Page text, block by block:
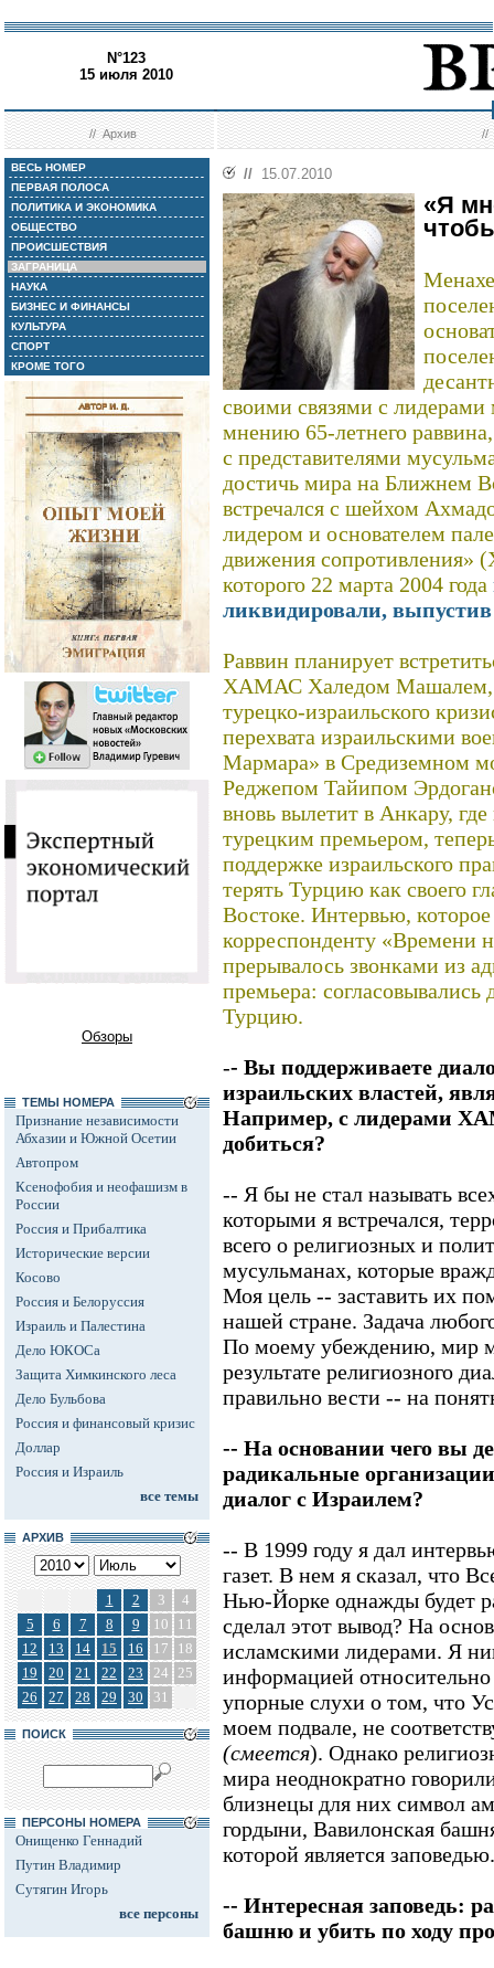
N°123
15 июля 2010
//Архив //
ВЕСЬ НОМЕР
ПЕРВАЯ ПОЛОСА
ПОЛИТИКА И ЭКОНОМИКА
ОБЩЕСТВО
ПРОИСШЕСТВИЯ
ЗАГРАНИЦА
НАУКА
БИЗНЕС И ФИНАНСЫ
КУЛЬТУРА
СПОРТ
КРОМЕ ТОГО
Обзоры
ТЕМЫ НОМЕРА
Признание независимости
Абхазии и Южной Осетии
Автопром
Ксенофобия и неофашизм в
России
Россия и Прибалтика
Исторические версии
Косово
Россия и Белоруссия
Израиль и Палестина
Дело ЮКОСа
Защита Химкинского леса
Дело Бульбова
Россия и финансовый кризис
Доллар
Россия и Израиль
все темы
АРХИВ
1 2 3
4
5
6 7 8 9 10
11
12
13 14 15 16 17
18
19
20 21 22 23 24 25
26
27 28 29 30 31
ПОИСК
ПЕРСОНЫ НОМЕРА
Онищенко Геннадий
Путин Владимир
Сутягин Игорь
все персоны
// 15.07.2010
«Я
своими связями с
мнению 65-летнего
с представителями
достичь мира на Ближнем
встречался с шейхом
лидером и основателем
движения
которого 22 марта 2004 года
ликвидировали,
Раввин планирует
ХАМАС Халедом Машалем,
турецко-израильского
перехвата израильскими
Мармара» в Средиземном
Реджепом Тайипом
вновь вылетит в Анкару,
турецким премьером,
поддержке израильского
терять Турцию как своего
Востоке. Интервью,
корреспонденту «Времени
прерывалось звонками из
премьера: согласовывались
Турцию.
-- Вы поддерживаете
израильских властей,
Например, с лидерами
добиться?
-- Я бы не стал называть
которыми я встречался,
всего о религиозных и
мусульманах, которые
Моя цель -- заставить их
нашей стране. Задача
По моему убеждению, мир
результате религиозного
правильно вести -- на
-- На основании чего вы
радикальные
диалог с Израилем?
-- В 1999 году я дал
газет. В нем я сказал, что
Нью-Йорке однажды будет
сделал этот вывод? На
исламскими лидерами. Я
информацией
упорные слухи о том, что
моем подвале, не
(смеется). Однако
мира неоднократно
близнецы для них символ
гордыни, Вавилонская
которой является
-- Интересная заповедь:
башню и убить по ходу